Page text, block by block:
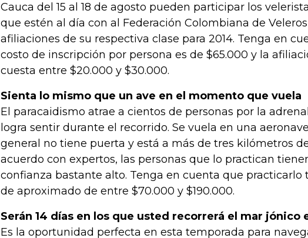
Cauca del 15 al 18 de agosto pueden participar los
que estén al día con al Federación Colombiana de
afiliaciones de su respectiva clase para 2014. Tenga en
costo de inscripción por persona es de $65.000 y la
cuesta entre $20.000 y $30.000.
Sienta lo mismo que un ave en el momento que vuela
El paracaidismo atrae a cientos de personas por la
logra sentir durante el recorrido. Se vuela en una
general no tiene puerta y está a más de tres kilómetros
acuerdo con expertos, las personas que lo practican
confianza bastante alto. Tenga en cuenta que practicarlo
de aproximado de entre $70.000 y $190.000.
Serán 14 días en los que usted recorrerá el mar jónico
Es la oportunidad perfecta en esta temporada para